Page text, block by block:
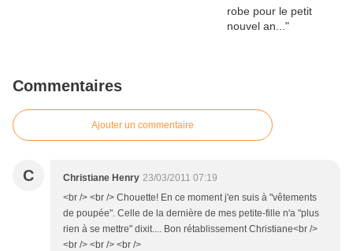
Commentaires
Ajouter un commentaire
C Christiane Henry 23/03/2011 07:19
<br /> <br /> Chouette! En ce moment j'en suis à "vêtements
de poupée". Celle de la dernière de mes petite-fille n'a "plus
rien à se mettre" dixit.... Bon rétablissement Christiane<br />
<br /> <br /> <br />